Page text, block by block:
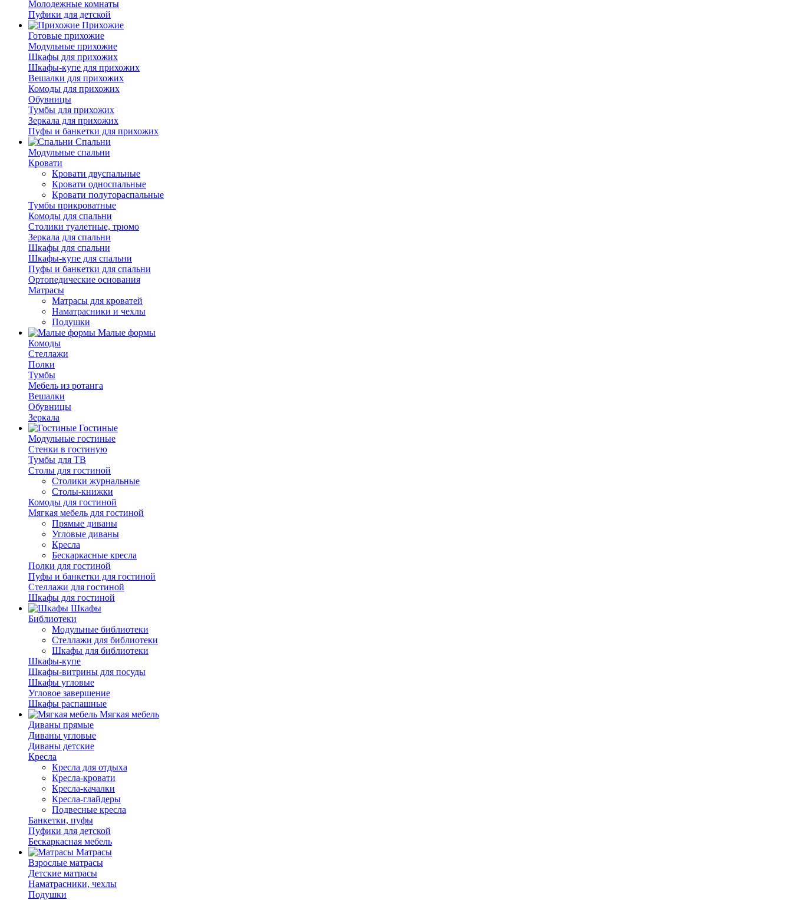
Молодежные комнаты
Пуфики для детской
Прихожие
Готовые прихожие
Модульные прихожие
Шкафы для прихожих
Шкафы-купе для прихожих
Вешалки для прихожих
Комоды для прихожих
Обувницы
Тумбы для прихожих
Зеркала для прихожих
Пуфы и банкетки для прихожих
Спальни
Модульные спальни
Кровати
Кровати двуспальные
Кровати односпальные
Кровати полутораспальные
Тумбы прикроватные
Комоды для спальни
Столики туалетные, трюмо
Зеркала для спальни
Шкафы для спальни
Шкафы-купе для спальни
Пуфы и банкетки для спальни
Ортопедические основания
Матрасы
Матрасы для кроватей
Наматрасники и чехлы
Подушки
Малые формы
Комоды
Стеллажи
Полки
Тумбы
Мебель из ротанга
Вешалки
Обувницы
Зеркала
Гостиные
Модульные гостиные
Стенки в гостиную
Тумбы для ТВ
Столы для гостиной
Столики журнальные
Столы-книжки
Комоды для гостиной
Мягкая мебель для гостиной
Прямые диваны
Угловые диваны
Кресла
Бескаркасные кресла
Полки для гостиной
Пуфы и банкетки для гостиной
Стеллажи для гостиной
Шкафы для гостиной
Шкафы
Библиотеки
Модульные библиотеки
Стеллажи для библиотеки
Шкафы для библиотеки
Шкафы-купе
Шкафы-витрины для посуды
Шкафы угловые
Угловое завершение
Шкафы распашные
Мягкая мебель
Диваны прямые
Диваны угловые
Диваны детские
Кресла
Кресла для отдыха
Кресла-кровати
Кресла-качалки
Кресла-глайдеры
Подвесные кресла
Банкетки, пуфы
Пуфики для детской
Бескаркасная мебель
Матрасы
Взрослые матрасы
Детские матрасы
Наматрасники, чехлы
Подушки